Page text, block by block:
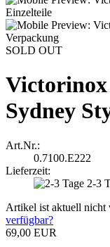
SOLD OUT
Victorinox
Sydney
Art.Nr.:
0.7100.E222
Lieferzeit:
2-3
Artikel ist aktuell nicht
verfügbar?
69,00 EUR